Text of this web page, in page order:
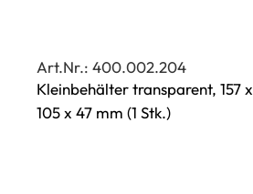
Art.Nr.: 400.002.204
Kleinbehälter transparent, 157 x
105 x 47 mm (1 Stk.)